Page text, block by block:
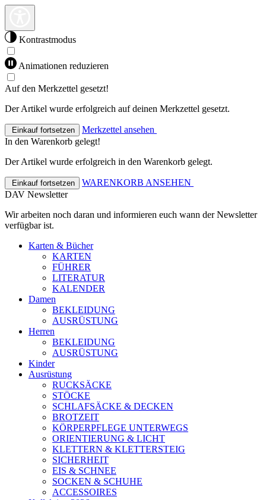
Kontrastmodus
Animationen reduzieren
Auf den Merkzettel gesetzt!
Der Artikel wurde erfolgreich auf deinen Merkzettel gesetzt.
Einkauf fortsetzen
Merkzettel ansehen
In den Warenkorb gelegt!
Der Artikel wurde erfolgreich in den Warenkorb gelegt.
Einkauf fortsetzen
WARENKORB ANSEHEN
DAV Newsletter
Wir arbeiten noch daran und informieren euch wann der Newsletter
verfügbar ist.
Karten & Bücher
KARTEN
FÜHRER
LITERATUR
KALENDER
Damen
BEKLEIDUNG
AUSRÜSTUNG
Herren
BEKLEIDUNG
AUSRÜSTUNG
Kinder
Ausrüstung
RUCKSÄCKE
STÖCKE
SCHLAFSÄCKE & DECKEN
BROTZEIT
KÖRPERPFLEGE UNTERWEGS
ORIENTIERUNG & LICHT
KLETTERN & KLETTERSTEIG
SICHERHEIT
EIS & SCHNEE
SOCKEN & SCHUHE
ACCESSOIRES